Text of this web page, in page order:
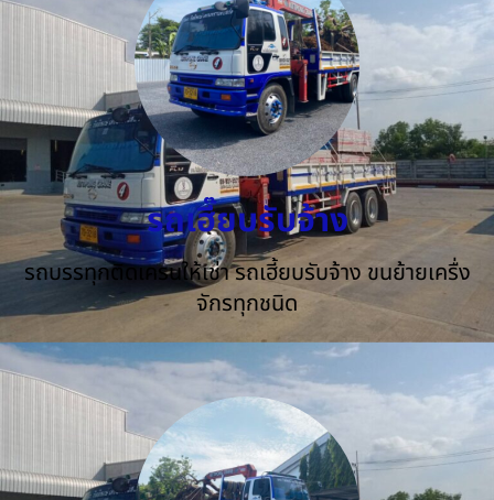
รถเฮี๊ยบรับจ้าง
รถบรรทุกติดเครนให้เช่า รถเฮี้ยบรับจ้าง ขนย้ายเครื่ง
จักรทุกชนิด